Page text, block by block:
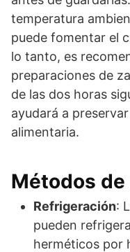
temperatura
puede fomentar el
lo tanto, es
preparaciones de
de las dos horas
ayudará a
alimentaria.
Métodos
Refrigeración:
pueden
herméticos por